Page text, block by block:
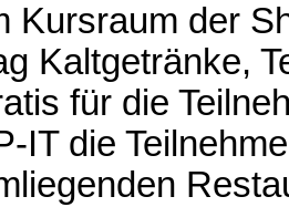
Kursraum der
Kaltgetränke,
für die
IT die